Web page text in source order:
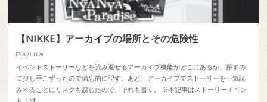
【NIKKE】アーカイブの場所とその危険性
2025.11.20
イベントストーリーなどを読み返せるアーカイブ機能がどこにあるか、探すの
に少し手こずったので備忘的に記す。あと、アーカイブでストーリーを一気読
みすることにリスクも感じたので、それも書く。 ※本記事はストーリーイベン